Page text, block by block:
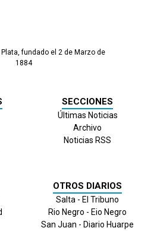
fundado el 2 de Marzo de
1884
SECCIONES
Últimas Noticias
Archivo
Noticias RSS
OTROS DIARIOS
Salta - El Tribuno
Rio Negro - Eio Negro
San Juan - Diario Huarpe